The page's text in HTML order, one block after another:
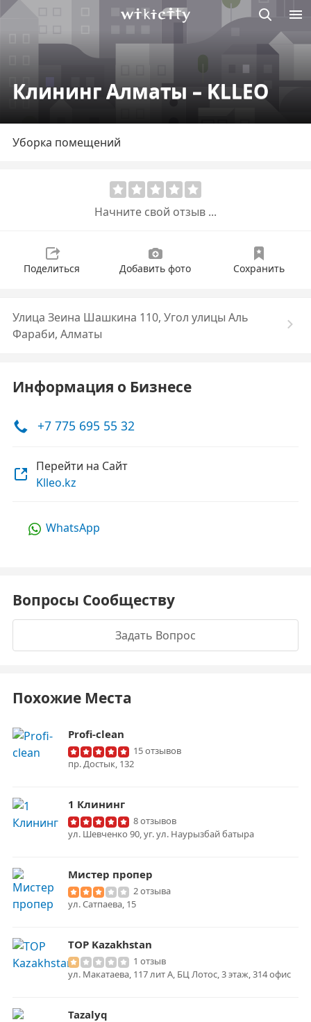
Клининг Алматы – KLLEO
Уборка помещений
Начните свой отзыв ...
Поделиться Добавить фото Сохранить
Улица Зеина Шашкина 110, Угол улицы Аль
Фараби, Алматы
Информация о Бизнесе
+7 775 695 55 32
Перейти на Сайт
Klleo.kz
WhatsApp
Вопросы Сообществу
Задать Вопрос
Похожие Места
Profi-clean
15 отзывов
пр. Достык, 132
1 Клининг
8 отзывов
ул. Шевченко 90, уг. ул. Наурызбай батыра
Мистер пропер
2 отзыва
ул. Сатпаева, 15
TOP Kazakhstan
1 отзыв
ул. Макатаева, 117 лит А, БЦ Лотос, 3 этаж, 314 офис
Tazalyq